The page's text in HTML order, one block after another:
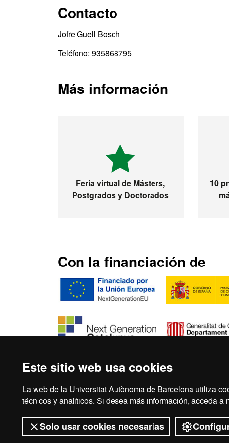
Este sitio web usa cookies
La web de la Universitat Autònoma de Barcelona utiliza
técnicos y analíticos. Si desea más información, acceda a
Solo usar cookies necesarias
Contacto
Jofre Guell Bosch
Teléfono: 935868795
Más información
Feria virtual de Másters,
Postgrados y Doctorados
10
Con la financiación de
Inicio